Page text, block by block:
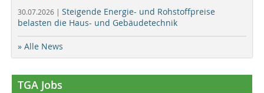
30.07.2026 | Steigende Energie- und Rohstoffpreise
belasten die Haus- und Gebäudetechnik
» Alle News
TGA Jobs